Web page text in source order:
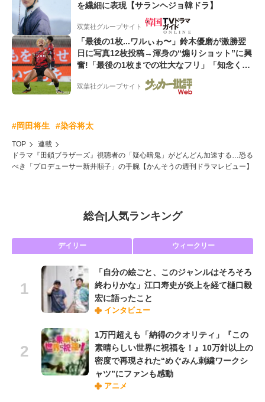
を繊細に表現【サランヘジョ韓ドラ】
双葉社グループサイト
「最後の1枚...ワルぃゎ〜」鈴木優磨が激勝翌
日に写真12枚投稿→渾身の“煽りショット”に興
奮!「最後の1枚までの壮大なフリ」「知念くん
のことどんだけ好きなんよw」
双葉社グループサイト
#岡田将生 #染谷将太
TOP
連載
ドラマ『田鎖ブラザーズ』視聴者の「疑心暗鬼」がどんどん加速する…恐る
べき「プロデューサー新井順子」の手腕【かんそうの週刊ドラマレビュー】
総合| 人気ランキング
デイリー ウィークリー
「自分の絵ごと、このジャンルはそろそろ
終わりかな」江口寿史が炎上を経て樋口毅
宏に語ったこと
インタビュー
1万円超えも「納得のクオリティ」『この
素晴らしい世界に祝福を！』10万針以上の
密度で再現された“めぐみん刺繍ワークシ
ャツ”にファンも感動
アニメ